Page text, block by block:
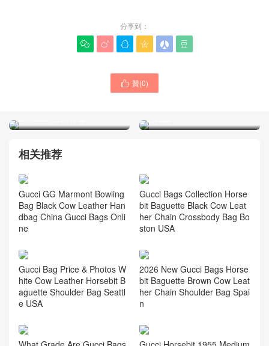
分享到：
     
 贊(0)
GUCCI古馳女士包 Diana竹
GUCCI古馳奢侈品品牌網站
相关推荐
Gucci GG Marmont Bowling
Bag Black Cow Leather Han
dbag China Gucci Bags Onli
ne
Gucci Bags Collection Horse
bit Baguette Black Cow Leat
her Chain Crossbody Bag Bo
ston USA
Gucci Bag Price & Photos W
hite Cow Leather Horsebit B
aguette Shoulder Bag Seattl
e USA
2026 New Gucci Bags Horse
bit Baguette Brown Cow Leat
her Chain Shoulder Bag Spai
n